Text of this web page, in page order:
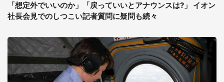
「想定外でいいのか」「戻っていいとアナウンスは?」 イオン
社長会見でのしつこい記者質問に疑問も続々